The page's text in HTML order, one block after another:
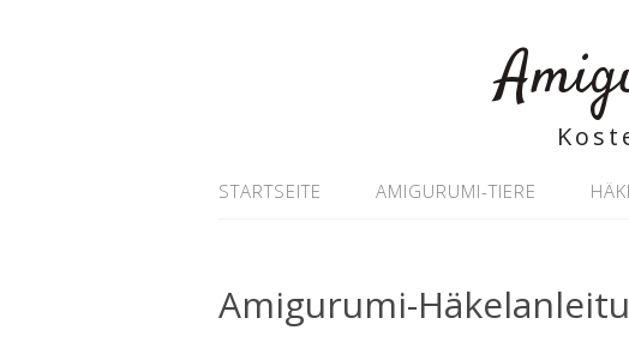
STARTSEITE AMIGURUMI-TIERE
Amigurumi-